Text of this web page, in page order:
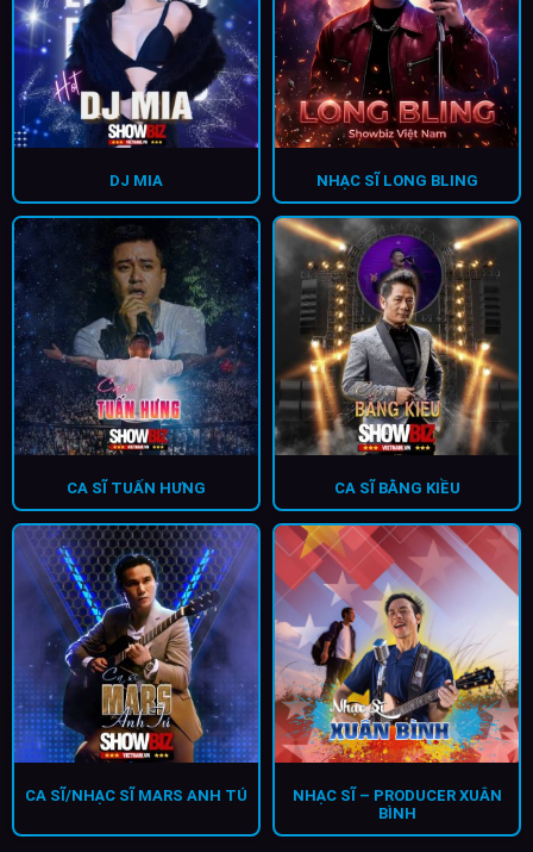
DJ MIA NHẠC SĨ LONG BLING
CA SĨ TUẤN HƯNG CA SĨ BẰNG KIỀU
CA SĨ/NHẠC SĨ MARS ANH TÚ
NHẠC SĨ – PRODUCER XUÂN
BÌNH